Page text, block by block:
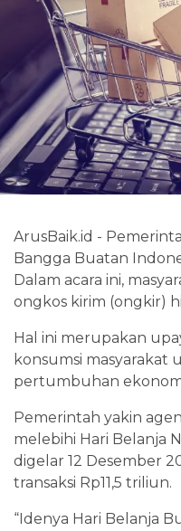
ArusBaik.id -
Bangga Buatan
Dalam acara ini,
ongkos kirim (ongkir)
Hal ini merupakan
konsumsi
pertumbuhan
Pemerintah yakin
melebihi Hari Belanja
digelar 12 Desember
transaksi Rp11,5 triliun.
“Idenya Hari Belanja